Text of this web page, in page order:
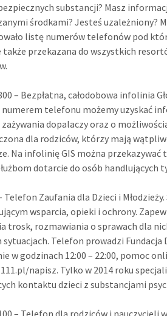
substancji? Masz
środkami? Jesteś uzależniony?
listę numerów telefonów pod
przekazana do wszystkich
– Bezpłatna, całodobowa infolinia
telefonu możemy uzyskać
dopalaczy oraz o
dla rodziców, którzy mają
Na infolinię GIS można
dotarcie do osób
Telefon Zaufania dla Dzieci i
wsparcia, opieki i ochrony.
trosk, rozmawiania o sprawach dla
sytuacjach. Telefon prowadzi Fundacja
w godzinach 12:00 – 22:00, pomoc
napisz. Tylko w 2014 roku
kontaktu dzieci z substancjami
– Telefon dla rodziców i nauczycieli